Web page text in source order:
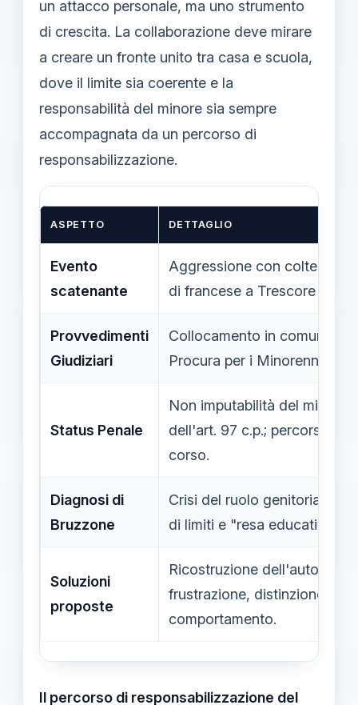
un attacco personale, ma uno strumento
di crescita. La collaborazione deve mirare
a creare un fronte unito tra casa e scuola,
dove il limite sia coerente e la
responsabilità del minore sia sempre
accompagnata da un percorso di
responsabilizzazione.
ASPETTO DETTAGLIO
Evento
scatenante
Aggressione con coltello di
di francese a Trescore
Provvedimenti
Giudiziari
Collocamento in comunità
Procura per i Minorenni di
Status Penale
Non imputabilità del minore
dell'art. 97 c.p.; percorso di
corso.
Diagnosi di
Bruzzone
Crisi del ruolo genitoriale,
di limiti e "resa educativa".
Soluzioni
proposte
Ricostruzione
frustrazione, distinzione tra
comportamento.
Il percorso di responsabilizzazione del